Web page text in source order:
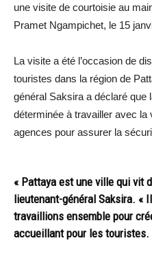
une visite de courtoisie au
Pramet Ngampichet, le 15
La visite a été l’occasion de
touristes dans la région de
général Saksira a déclaré que
déterminée à travailler avec la
agences pour assurer la
« Pattaya est une ville qui vit
lieutenant-général Saksira. «
travaillions ensemble pour
accueillant pour les touristes.